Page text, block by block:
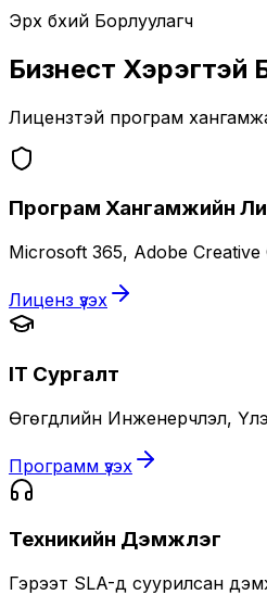
Эрх бүхий Борлуулагч
Бизнест Хэрэгтэй
Лицензтэй програм
Програм Хангамжийн
Microsoft 365, Adobe
Лиценз үзэх
IT Сургалт
Өгөгдлийн Инженерчлэл,
Программ үзэх
Техникийн Дэмжлэг
Гэрээт SLA-д суурилсан